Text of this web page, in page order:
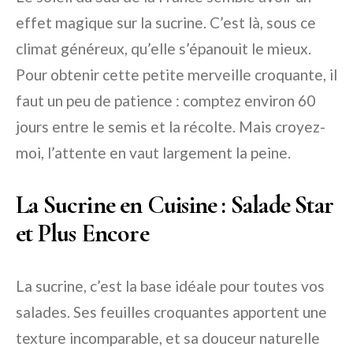
effet magique sur la sucrine. C’est là, sous ce
climat généreux, qu’elle s’épanouit le mieux.
Pour obtenir cette petite merveille croquante, il
faut un peu de patience : comptez environ 60
jours entre le semis et la récolte. Mais croyez-
moi, l’attente en vaut largement la peine.
La Sucrine en Cuisine : Salade Star
et Plus Encore
La sucrine, c’est la base idéale pour toutes vos
salades. Ses feuilles croquantes apportent une
texture incomparable, et sa douceur naturelle